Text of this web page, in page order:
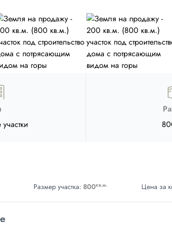
Размер участка: 800кв.м. Цена за